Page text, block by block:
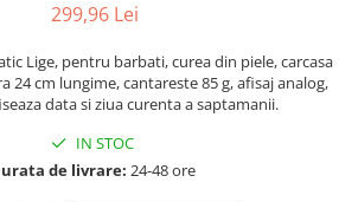
299,96 Lei
Lige, pentru barbati, curea din piele, carcasa
24 cm lungime, cantareste 85 g, afisaj analog,
data si ziua curenta a saptamanii.
IN STOC
de livrare: 24-48 ore